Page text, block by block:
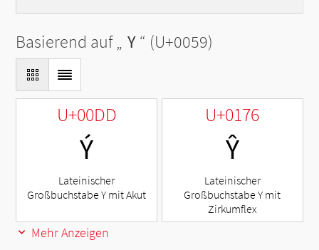
Basierend auf „ Y “ (U+0059)
U+00DD
Ý
Lateinischer
Großbuchstabe Y mit Akut
U+0176
Ŷ
Lateinischer
Großbuchstabe Y mit
Zirkumflex
Mehr Anzeigen